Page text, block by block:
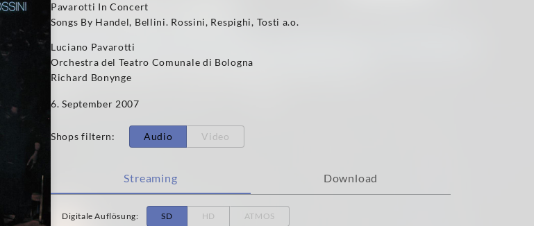
Pavarotti In Concert
Songs By Handel, Bellini. Rossini, Respighi, Tosti a.o.
Luciano Pavarotti
Orchestra del Teatro Comunale di Bologna
Richard Bonynge
6. September 2007
Shops filtern: Audio Video
Streaming Download
Digitale Auflösung: SD HD ATMOS